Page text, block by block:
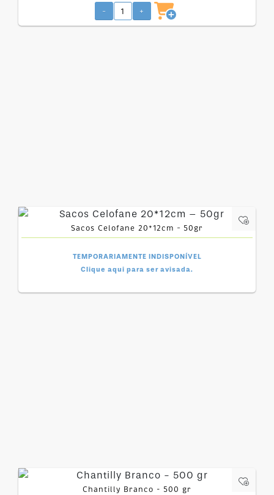
- +
Sacos Celofane 20*12cm – 50gr
TEMPORARIAMENTE INDISPONÍVEL
Clique aqui para ser avisada.
Chantilly Branco - 500 gr